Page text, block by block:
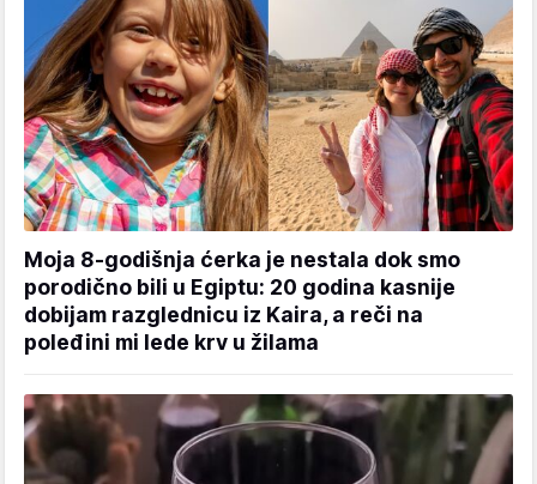
Moja 8-godišnja ćerka je nestala dok smo
porodično bili u Egiptu: 20 godina kasnije
dobijam razglednicu iz Kaira, a reči na
poleđini mi lede krv u žilama